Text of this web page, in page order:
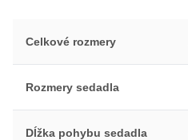
Celkové rozmery
Rozmery sedadla
Dĺžka pohybu sedadla